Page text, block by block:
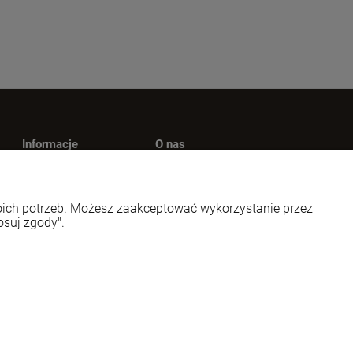
Informacje O nas
Nagrody i wyróżnienia
potrzeb. Możesz zaakceptować wykorzystanie przez
zgody".